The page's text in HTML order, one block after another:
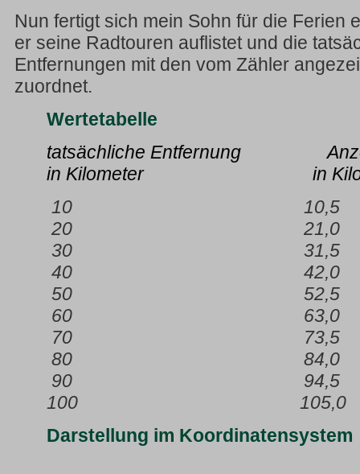
Nun fertigt sich mein Sohn für die Ferien
er seine Radtouren auflistet und die
Entfernungen mit den vom Zähler
zuordnet.
Wertetabelle
tatsächliche Entfernung
in Kilometer in
10 10,5
20 21,0
30 31,5
40 42,0
50 52,5
60 63,0
70 73,5
80 84,0
90 94,5
100 105,0
Darstellung im Koordinatensystem